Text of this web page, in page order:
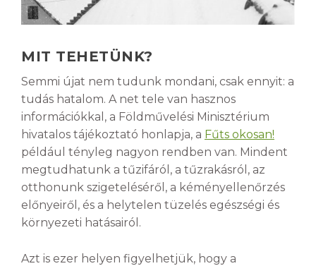
MIT TEHETÜNK?
Semmi újat nem tudunk mondani, csak ennyit: a
tudás hatalom. A net tele van hasznos
információkkal, a Földművelési Minisztérium
hivatalos tájékoztató honlapja, a Fűts okosan!
például tényleg nagyon rendben van. Mindent
megtudhatunk a tűzifáról, a tűzrakásról, az
otthonunk szigeteléséről, a kéményellenőrzés
előnyeiről, és a helytelen tüzelés egészségi és
környezeti hatásairól.
Azt is ezer helyen figyelhetjük, hogy a